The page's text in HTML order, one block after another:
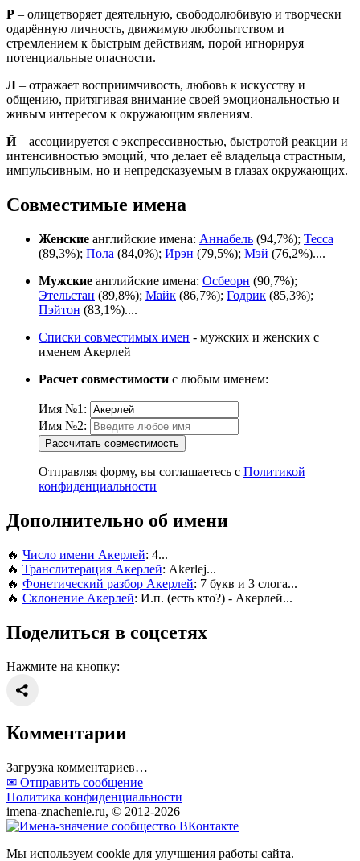
Р – олицетворяет деятельную, свободолюбивую и творчески
одарённую личность, движимую любопытством и
стремлением к быстрым действиям, порой игнорируя
потенциальные опасности.
Л – отражает восприимчивость, любовь к искусству и
общению, притягивая внимание своей эмоциональностью и
живым интересом к окружающим явлениям.
Й– ассоциируется с экспрессивностью, быстротой реакции и
интенсивностью эмоций, что делает её владельца страстным,
импульсивным, но и непредсказуемым в глазах окружающих.
Совместимые имена
Женские английские имена: Аннабель (94,7%); Тесса
(89,3%); Пола (84,0%); Ирэн (79,5%); Мэй (76,2%)....
Мужские английские имена: Осбеорн (90,7%);
Этельстан (89,8%); Майк (86,7%); Годрик (85,3%);
Пэйтон (83,1%)....
Списки совместимых имен - мужских и женских с
именем Акерлей
Расчет совместимости с любым именем:
Имя №1:
Имя №2:
Рассчитать совместимость
Отправляя форму, вы соглашаетесь с Политикой
конфиденциальности
Дополнительно об имени
🔥 Число имени Акерлей: 4...
🔥 Транслитерация Акерлей: Akerlej...
🔥 Фонетический разбор Акерлей: 7 букв и 3 слога...
🔥 Склонение Акерлей: И.п. (есть кто?) - Акерлей...
Поделиться в соцсетях
Нажмите на кнопку:
Комментарии
Загрузка комментариев…
✉ Отправить сообщение
Политика конфиденциальности
imena-znachenie.ru, © 2012-2026
Мы используем cookie для улучшения работы сайта.